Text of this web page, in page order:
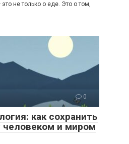
не только о еде. Это о том,
0
как сохранить
и миром